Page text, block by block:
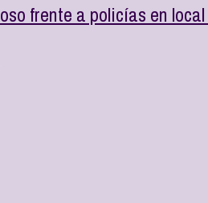
frente a policías en